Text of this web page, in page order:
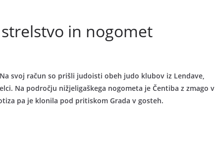
in nogomet
svoj račun so prišli judoisti obeh judo klubov iz Lendave,
Na področju nižjeligaškega nogometa je Čentiba z zmago v
pa je klonila pod pritiskom Grada v gosteh.